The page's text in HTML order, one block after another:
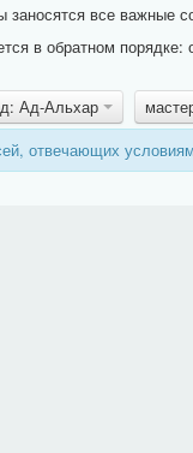
все важные
в обратном
Ад-Альхар
отвечающих